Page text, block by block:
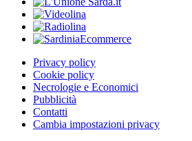
Privacy policy
Cookie policy
Necrologie e Economici
Pubblicità
Contatti
Cambia impostazioni privacy